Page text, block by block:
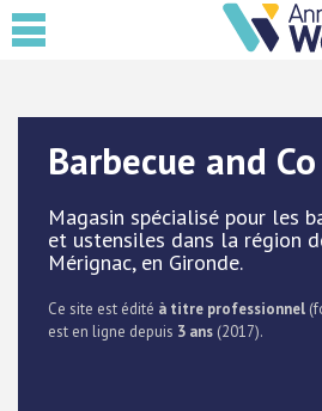
Barbecue and
Magasin spécialisé pour les
et ustensiles dans la région
Mérignac, en Gironde.
Ce site est édité à titre professionnel
est en ligne depuis 3 ans (2017).